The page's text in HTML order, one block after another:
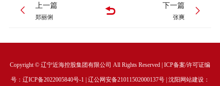
上一篇
郑丽俐
下一篇
张爽
Copyright © 辽宁近海控股集团有限公司 All Rights Reserved | ICP备案/许可证编
号： 辽ICP备2022005840号-1 辽公网安备21011502000137号| 沈阳网站建设：